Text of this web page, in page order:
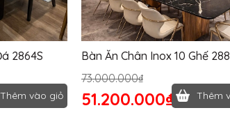
2864S
Thêm vào giỏ
Bàn Ăn Chân Inox 10 Ghế
73.000.000₫
51.200.000₫ Thêm